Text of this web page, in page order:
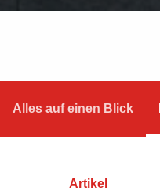
Alles auf einen Blick
Artikel